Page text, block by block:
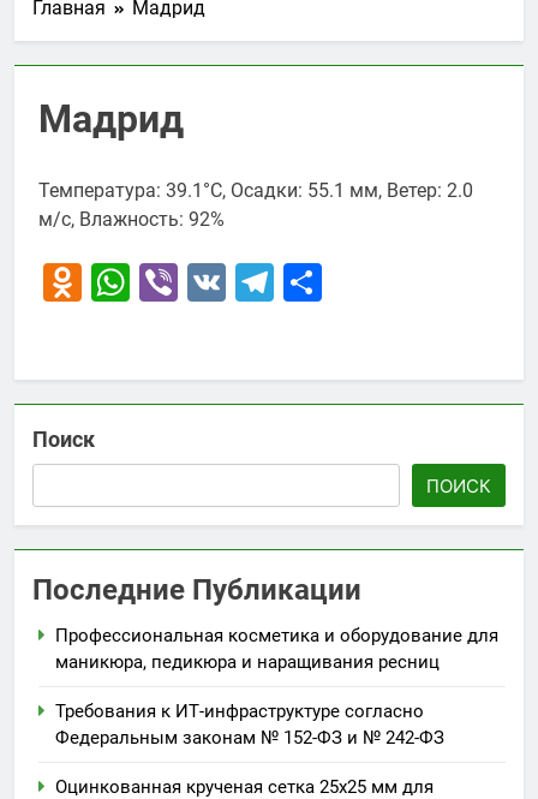
Главная Мадрид
Мадрид
Температура: 39.1°C, Осадки: 55.1 мм, Ветер: 2.0
м/с, Влажность: 92%
Odnoklassniki
WhatsApp
Viber
VK Telegram
Поиск
ПОИСК
Последние Публикации
Профессиональная косметика и оборудование для
маникюра, педикюра и наращивания ресниц
Требования к ИТ-инфраструктуре согласно
Федеральным законам № 152-ФЗ и № 242-ФЗ
Оцинкованная крученая сетка 25х25 мм для